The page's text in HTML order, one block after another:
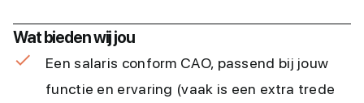
Wat bieden wij jou
Een salaris conform CAO, passend bij jouw
functie en ervaring (vaak is een extra trede